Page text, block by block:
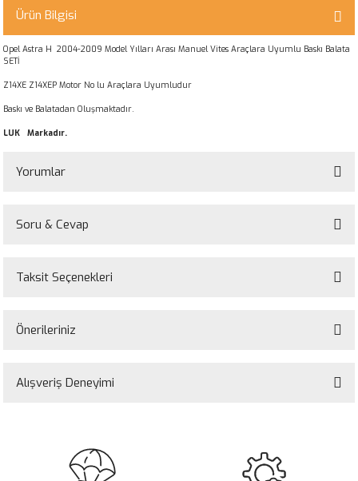
Ürün Bilgisi
Opel Astra H 2004-2009 Model Yılları Arası Manuel Vites Araçlara Uyumlu Baskı Balata
SETİ
Z14XE Z14XEP Motor No lu Araçlara Uyumludur
Baskı ve Balatadan Oluşmaktadır.
LUK Markadır.
Yorumlar
Soru & Cevap
Ürün hakkında henüz soru sorulmamış.
Taksit Seçenekleri
Önerileriniz
yetersiz gördüğünüz noktaları öneri formunu kullanarak tarafımıza
Ürün resmi kalitesiz, bozuk veya görüntülenemiyor.
Ürün açıklamasında eksik bilgiler bulunuyor.
Alışveriş Deneyimi